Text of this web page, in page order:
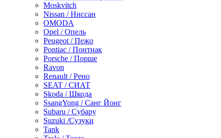
Moskvitch
Nissan / Ниссан
OMODA
Opel / Опель
Peugeot / Пежо
Pontiac / Понтиак
Porsche / Порше
Ravon
Renault / Рено
SEAT / СИАТ
Skoda / Шкода
SsangYong / Санг Йонг
Subaru / Субару
Suzuki /Сузуки
Tank